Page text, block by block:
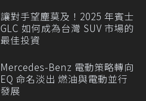
讓對手望塵莫及！2025 年賓士
GLC 如何成為台灣 SUV 市場的
最佳投資
Mercedes-Benz 電動策略轉向
EQ 命名淡出 燃油與電動並行
發展